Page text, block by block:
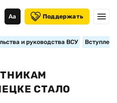
Аа Поддержать
и руководства ВСУ
СТАЛО